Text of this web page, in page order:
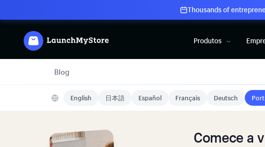
Thousands of
Produtos
Blog
English 日本語 Español Français Deutsch
Comece a